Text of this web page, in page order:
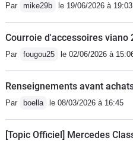
Par mike29b le 19/06/2026 à 19:03
Courroie d'accessoires viano
Par fougou25 le 02/06/2026 à
Renseignements avant
Par boella le 08/03/2026 à 16:45
[Topic Officiel] Mercedes